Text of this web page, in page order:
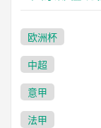
欧洲杯
中超
意甲
法甲